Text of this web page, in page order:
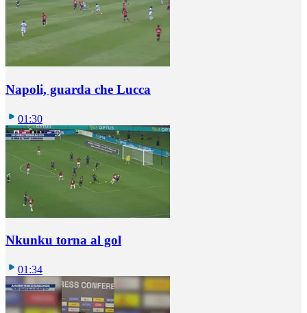
Napoli, guarda che Lucca
01:30
Nkunku torna al gol
01:34